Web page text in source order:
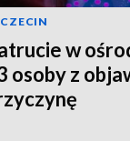
w
osoby z